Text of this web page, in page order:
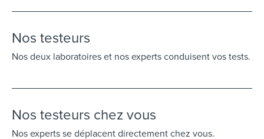
Nos testeurs
Nos deux laboratoires et nos experts conduisent vos tests.
Nos testeurs chez vous
Nos experts se déplacent directement chez vous.